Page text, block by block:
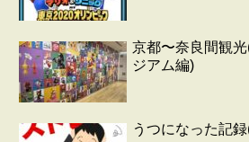
京都〜奈良間観
ジアム編)
うつになった記